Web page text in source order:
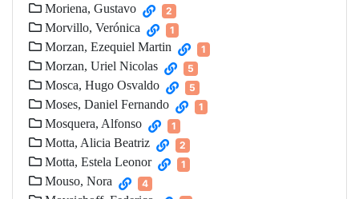
Moriena, Gustavo 2
Morvillo, Verónica 1
Morzan, Ezequiel Martin 1
Morzan, Uriel Nicolas 5
Mosca, Hugo Osvaldo 5
Moses, Daniel Fernando 1
Mosquera, Alfonso 1
Motta, Alicia Beatriz 2
Motta, Estela Leonor 1
Mouso, Nora 4